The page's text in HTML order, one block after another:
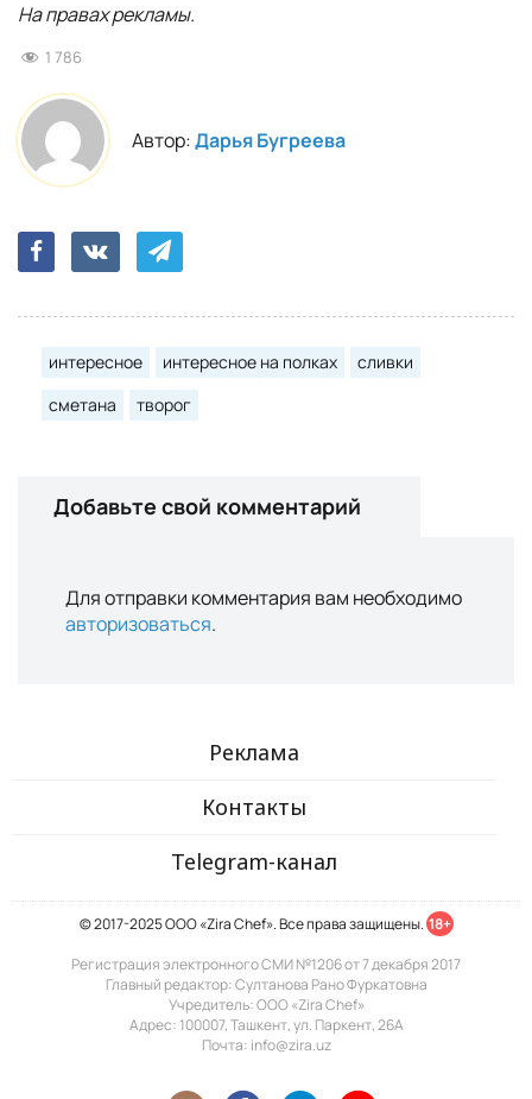
На правах рекламы.
1 786
Автор:Дарья Бугреева
интересное интересное на полках
сливки
сметана
творог
Добавьте свой комментарий
Для отправки комментария вам необходимо
авторизоваться.
Реклама
Контакты
Telegram-канал
© 2017-2025 ООО «Zira Chef». Все права защищены. 18+
Регистрация электронного СМИ №1206 от 7 декабря 2017
Главный редактор: Султанова Рано Фуркатовна
Учредитель: ООО «Zira Chef»
Адрес: 100007, Ташкент, ул. Паркент, 26А
Почта: info@zira.uz